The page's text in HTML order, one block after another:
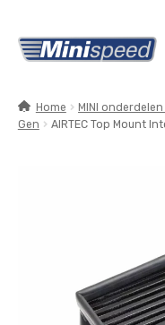
Ga
door
navigatie
Ga
naar
inhoudHome MINI onderdelen
Gen
AIRTEC Top Mount